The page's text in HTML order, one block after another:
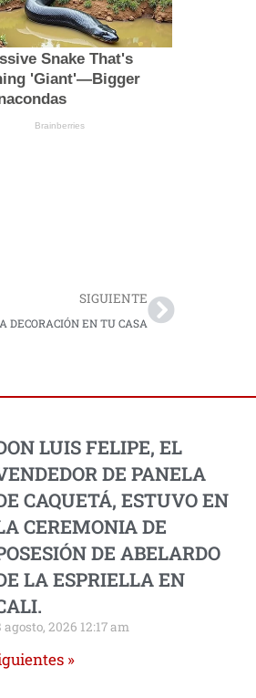
SIGUIENTE
DECORACIÓN EN TU CASA
LUIS FELIPE, EL
DE PANELA
CAQUETÁ, ESTUVO EN
CEREMONIA DE
DE ABELARDO
LA ESPRIELLA EN
agosto, 2026 12:17 am
»